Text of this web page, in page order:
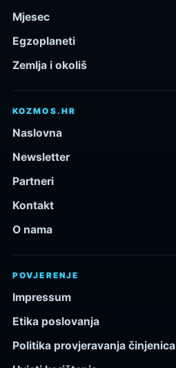
Mjesec
Egzoplaneti
Zemlja i okoliš
KOZMOS.HR
Naslovna
Newsletter
Partneri
Kontakt
O nama
POVJERENJE
Impressum
Etika poslovanja
Politika provjeravanja činjenica